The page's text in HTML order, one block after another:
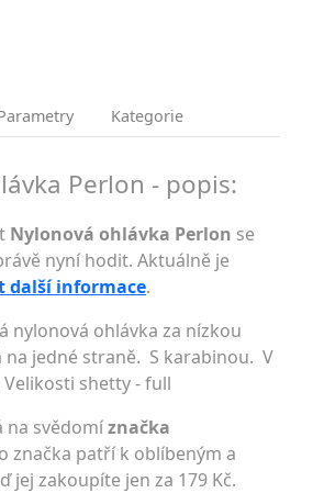
Kategorie
Perlon - popis:
Nylonová ohlávka Perlon se
nyní hodit. Aktuálně je
další informace.
nylonová ohlávka za nízkou
jedné straně. S karabinou. V
shetty - full
na svědomíznačka
značka patří k oblíbeným a
jej zakoupíte jen za 179 Kč.